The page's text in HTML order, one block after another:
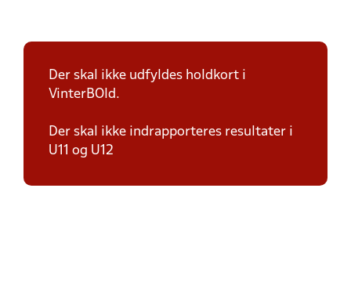
Der skal ikke udfyldes holdkort i
VinterBOld.
Der skal ikke indrapporteres resultater i
U11 og U12